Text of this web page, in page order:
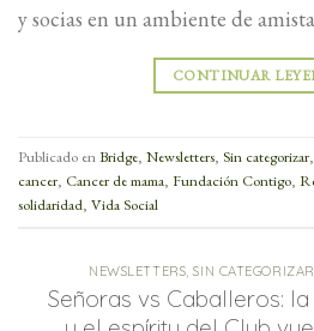
y socias en un ambiente de
CONTINUAR
Publicado enBridge, Newsletters, Sin categorizar,
cancer, Cancer de mama, Fundación Contigo,
solidaridad, Vida Social
NEWSLETTERS ,SIN CATEGORIZAR
Señoras vs Caballeros: